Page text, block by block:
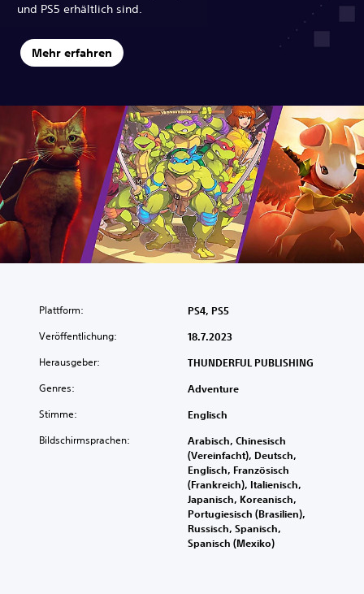
und PS5 erhältlich sind.
Mehr erfahren
Plattform: PS4, PS5
Veröffentlichung: 18.7.2023
Herausgeber: THUNDERFUL PUBLISHING
Genres: Adventure
Stimme: Englisch
Bildschirmsprachen:
Arabisch, Chinesisch
(Vereinfacht), Deutsch,
Englisch, Französisch
(Frankreich), Italienisch,
Japanisch, Koreanisch,
Portugiesisch (Brasilien),
Russisch, Spanisch,
Spanisch (Mexiko)